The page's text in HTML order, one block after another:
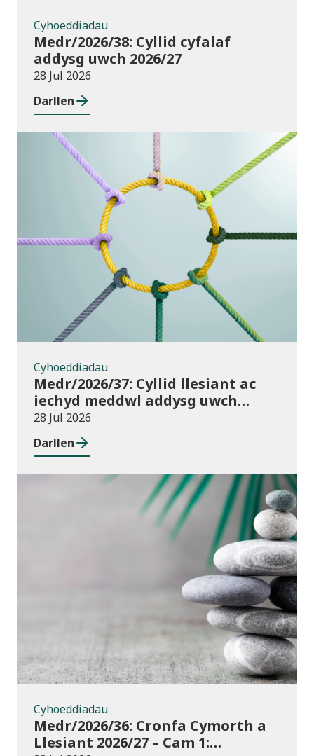
Cyhoeddiadau
Medr/2026/38: Cyllid cyfalaf
addysg uwch 2026/27
28 Jul 2026
Darllen
Cyhoeddiadau
Cyhoeddiadau
Medr/2026/37: Cyllid llesiant ac
iechyd meddwl addysg uwch
2026/27
28 Jul 2026
Darllen
Cyhoeddiadau
Cyhoeddiadau
Medr/2026/36: Cronfa Cymorth a
Llesiant 2026/27 – Cam 1: